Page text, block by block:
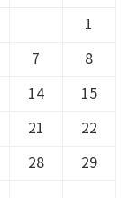
1
7 8
14 15
21 22
28 29